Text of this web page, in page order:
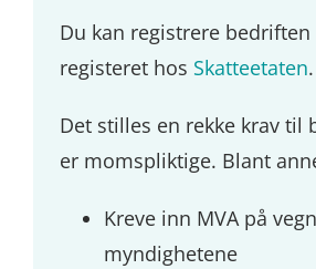
Du kan registrere bedriften
registeret hos Skatteetaten.
Det stilles en rekke krav til
er momspliktige. Blant
Kreve inn MVA på
myndighetene